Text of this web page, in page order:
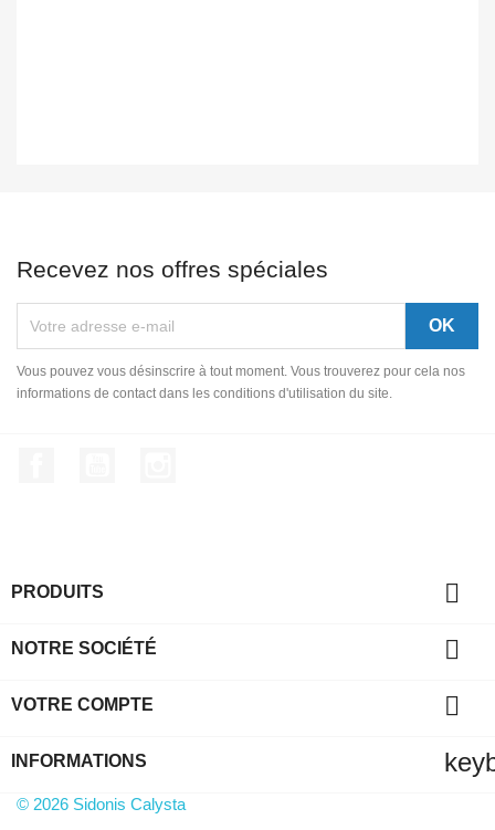
Recevez nos offres spéciales
Vous pouvez vous désinscrire à tout moment. Vous trouverez pour cela nos
informations de contact dans les conditions d'utilisation du site.
PRODUITS 
NOTRE SOCIÉTÉ 
VOTRE COMPTE 
INFORMATIONS
© 2026 Sidonis Calysta